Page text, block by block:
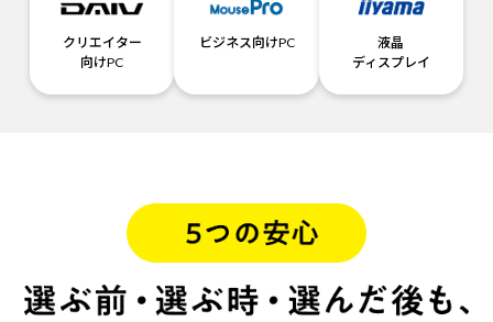
クリエイター
向けPC
ビジネス向けPC
液晶
ディスプレイ